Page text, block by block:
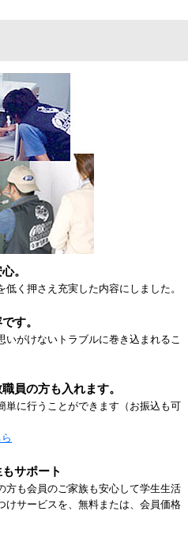
。
く押さえ充実した内容にしました。
す。
がけないトラブルに巻き込まれるこ
員の方も入れます。
単に行うことができます（お振込も可
サポート
方も会員のご家族も安心して学生生活
けサービスを、無料または、会員価格